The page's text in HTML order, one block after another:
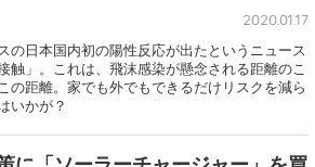
2020.01.17
の日本国内初の陽性反応が出たというニュース
触」。これは、飛沫感染が懸念される距離のこ
の距離。家でも外でもできるだけリスクを減ら
いかが？